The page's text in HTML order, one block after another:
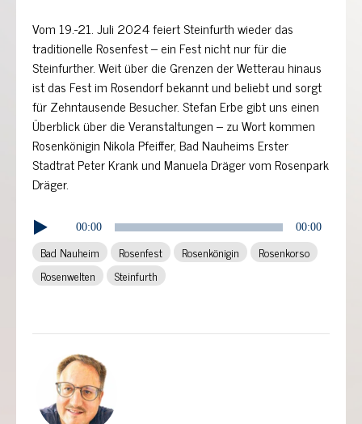
Vom 19.-21. Juli 2024 feiert Steinfurth wieder das
traditionelle Rosenfest – ein Fest nicht nur für die
Steinfurther. Weit über die Grenzen der Wetterau hinaus
ist das Fest im Rosendorf bekannt und beliebt und sorgt
für Zehntausende Besucher. Stefan Erbe gibt uns einen
Überblick über die Veranstaltungen – zu Wort kommen
Rosenkönigin Nikola Pfeiffer, Bad Nauheims Erster
Stadtrat Peter Krank und Manuela Dräger vom Rosenpark
Dräger.
Audio-
Player
00:00 00:00
Bad Nauheim Rosenfest Rosenkönigin
Rosenkorso
Rosenwelten
Steinfurth